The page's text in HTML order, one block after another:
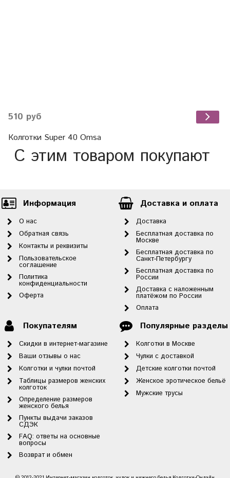
510 руб
Колготки Super 40 Omsa
С этим товаром покупают
Информация
О нас
Обратная связь
Контакты и реквизиты
Пользовательское
соглашение
Политика
конфиденциальности
Оферта
Доставка и оплата
Доставка
Бесплатная доставка по
Москве
Бесплатная доставка по
Санкт-Петербургу
Бесплатная доставка по
России
Доставка с наложенным
платёжом по России
Оплата
Покупателям
Скидки в интернет-магазине
Ваши отзывы о нас
Колготки и чулки почтой
Таблицы размеров женских
колготок
Определение размеров
женского белья
Пункты выдачи заказов
СДЭК
FAQ: ответы на основные
вопросы
Возврат и обмен
Популярные разделы
Колготки в Москве
Чулки с доставкой
Детские колготки почтой
Женское эротическое бельё
Мужские трусы